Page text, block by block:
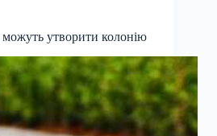
можуть утворити колонію